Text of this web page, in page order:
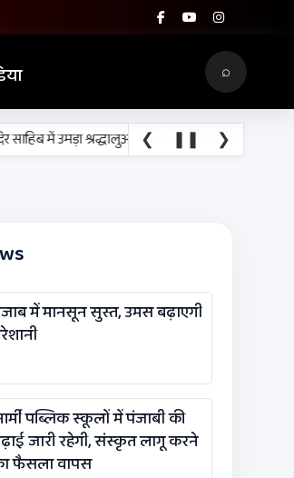
⌕
में उमड़ा श्रद्धालुओं का सैलाब नीति आयोग की रैंकिंग में
❮ ❚❚ ❯
में मानसून सुस्त, उमस बढ़ाएगी
पब्लिक स्कूलों में पंजाबी की
जारी रहेगी, संस्कृत लागू करने
फैसला वापस